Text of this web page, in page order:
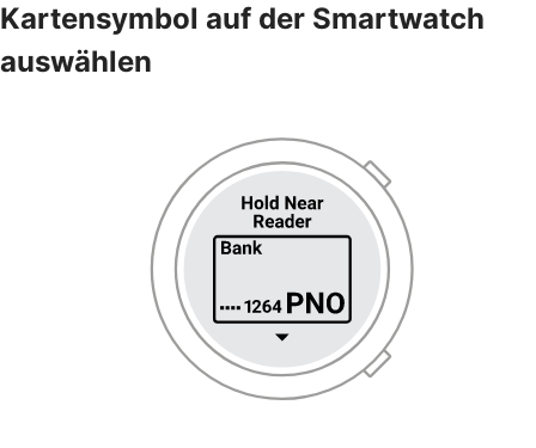
Kartensymbol auf der Smartwatch
auswählen